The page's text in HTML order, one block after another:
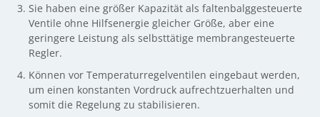
Sie haben eine größer Kapazität als faltenbalggesteuerte
Ventile ohne Hilfsenergie gleicher Größe, aber eine
geringere Leistung als selbsttätige membrangesteuerte
Regler.
Können vor Temperaturregelventilen eingebaut werden,
um einen konstanten Vordruck aufrechtzuerhalten und
somit die Regelung zu stabilisieren.